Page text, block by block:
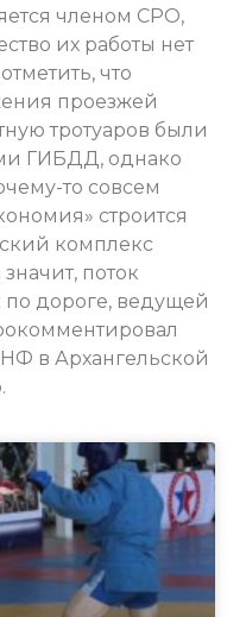
членом СРО,
их работы нет
что
проезжей
тротуаров были
ГИБДД, однако
то совсем
строится
комплекс
поток
по дороге, ведущей
в Архангельской